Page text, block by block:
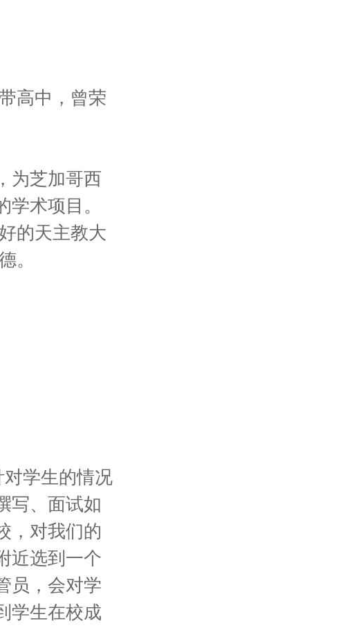
高中，曾荣
为芝加哥西
术项目。
的天主教大
。
学生的情况
写、面试如
，对我们的
近选到一个
员，会对学
学生在校成